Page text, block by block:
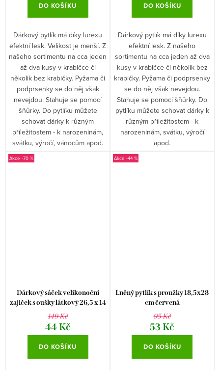
DO KOŠÍKU
Dárkový pytlík má díky lurexu
efektní lesk. Velikost je menší. Z
našeho sortimentu na cca jeden
až dva kusy v krabičce či
několik bez krabičky. Pyžama či
podprsenky se do něj však
nevejdou. Stahuje se pomocí
šňůrky. Do pytlíku můžete
schovat dárky k různým
příležitostem - k narozeninám,
svátku, výročí, vánocům apod.
DO KOŠÍKU
Dárkový pytlík má díky lurexu
efektní lesk. Z našeho
sortimentu na cca jeden až dva
kusy v krabičce či několik bez
krabičky. Pyžama či podprsenky
se do něj však nevejdou.
Stahuje se pomocí šňůrky. Do
pytlíku můžete schovat dárky k
různým příležitostem - k
narozeninám, svátku, výročí
apod.
-70 %
Dárkový sáček velikonoční
zajíček s oušky látkový 26,5 x 14
cm
149 Kč
44 Kč
DO KOŠÍKU
-44 %
Lněný pytlík s proužky 18,5x28
cm červená
95 Kč
53 Kč
DO KOŠÍKU